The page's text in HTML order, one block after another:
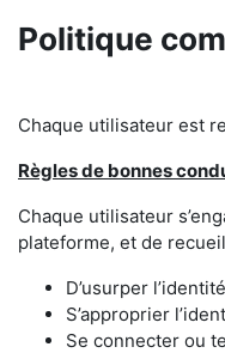
Politique
Chaque utilisateur est
Règles de bonnes
Chaque utilisateur
plateforme, et de
D’usurper
S’approprier
Se connecter ou